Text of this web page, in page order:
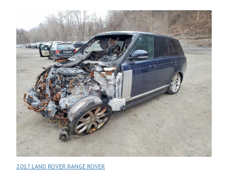
2017 LAND ROVER RANGE ROVER